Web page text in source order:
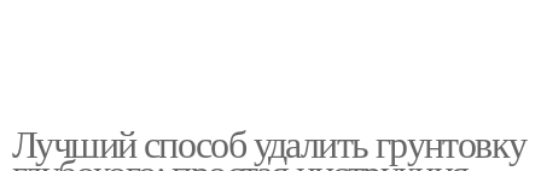
Лучший способ удалить грунтовку